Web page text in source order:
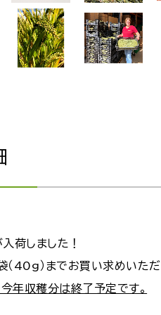
荷しました！
（40g）までお買い求めいただ
年収穫分は終了予定です。